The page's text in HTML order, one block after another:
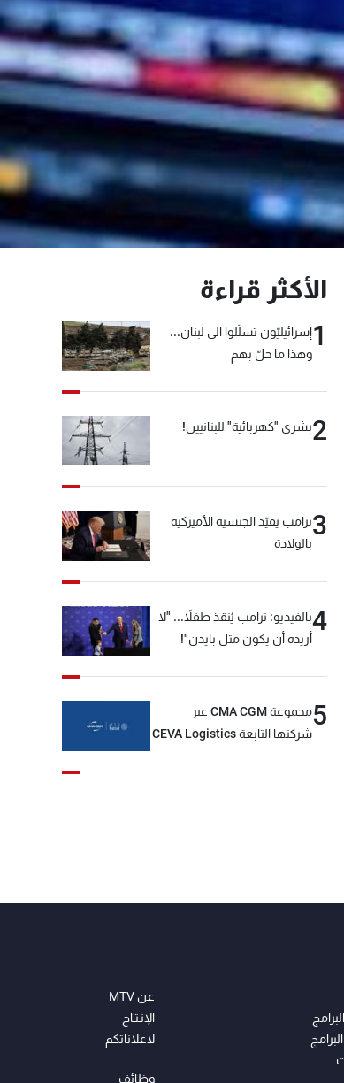
الأكثر قراءة
1إسرائيليّون تسلّلوا الى لبنان...
وهذا ما حلّ بهم
2بشرى "كهربائية" للبنانيين!
3ترامب يقيّد الجنسية الأميركية
بالولادة
4بالفيديو: ترامب يُنقذ طفلاً... "لا
أريده أن يكون مثل بايدن"!
5
مجموعة CMA CGM عبر
شركتها التابعة CEVA Logistics
عن MTV
الإنـتـاج
لاعلاناتكم
وظائف